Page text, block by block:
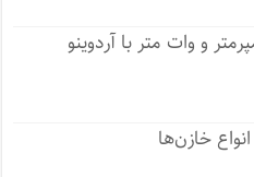
و وات متر با آردوینو
خازن‌ها